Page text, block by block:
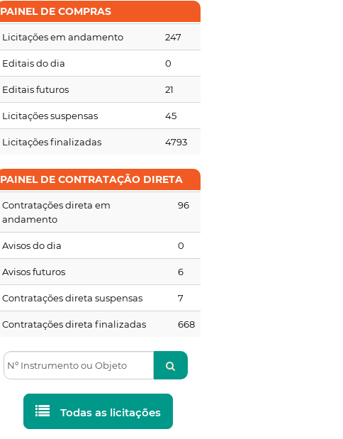
PAINEL DE COMPRAS
Licitações em andamento 247
Editais do dia 0
Editais futuros 21
Licitações suspensas 45
Licitações finalizadas 4793
PAINEL DE CONTRATAÇÃO DIRETA
Contratações direta em
andamento
96
Avisos do dia 0
Avisos futuros 6
Contratações direta suspensas 7
Contratações direta finalizadas 668
Todas as licitações